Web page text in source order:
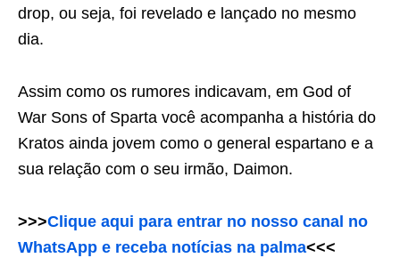
drop, ou seja, foi revelado e lançado no mesmo
dia.
Assim como os rumores indicavam, em God of
War Sons of Sparta você acompanha a história do
Kratos ainda jovem como o general espartano e a
sua relação com o seu irmão, Daimon.
>>>Clique aqui para entrar no nosso canal no
WhatsApp e receba notícias na palma<<<